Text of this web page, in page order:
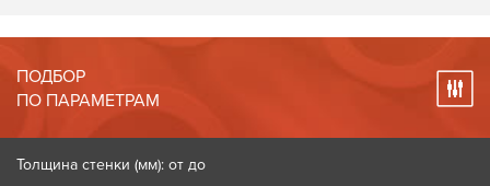
ПОДБОР
ПО ПАРАМЕТРАМ
Толщина стенки (мм): от до